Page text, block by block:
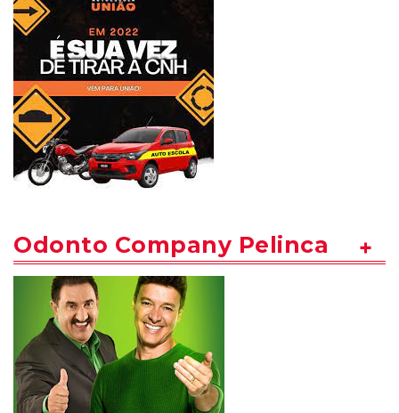
Odonto Company Pelinca